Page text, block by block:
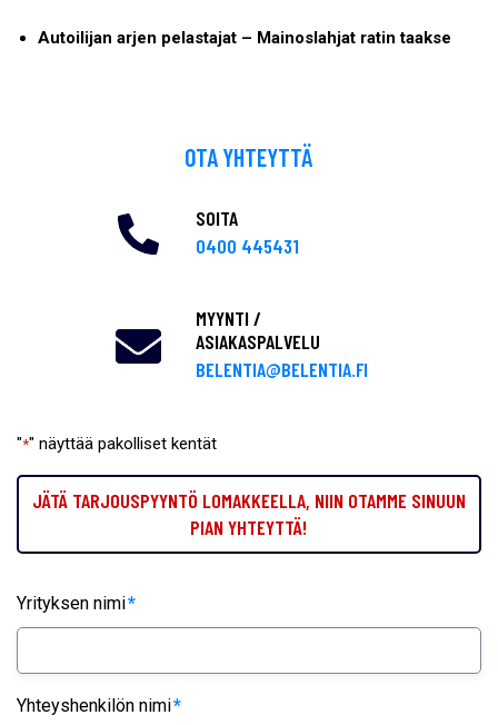
Autoilijan arjen pelastajat – Mainoslahjat ratin taakse
OTA YHTEYTTÄ
"*" näyttää pakolliset kentät
JÄTÄ TARJOUSPYYNTÖ LOMAKKEELLA, NIIN OTAMME SINUUN
PIAN YHTEYTTÄ!
Yrityksen nimi*
Yhteyshenkilön nimi*
SOITA
0400 445431
MYYNTI /
ASIAKASPALVELU
BELENTIA@BELENTIA.FI